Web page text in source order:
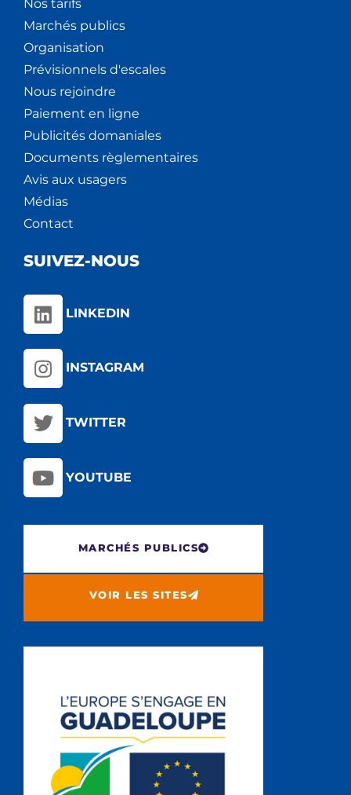
Nos tarifs
Marchés publics
Organisation
Prévisionnels d'escales
Nous rejoindre
Paiement en ligne
Publicités domaniales
Documents règlementaires
Avis aux usagers
Médias
Contact
SUIVEZ-NOUS
LINKEDIN
INSTAGRAM
TWITTER
YOUTUBE
MARCHÉS PUBLICS
VOIR LES SITES